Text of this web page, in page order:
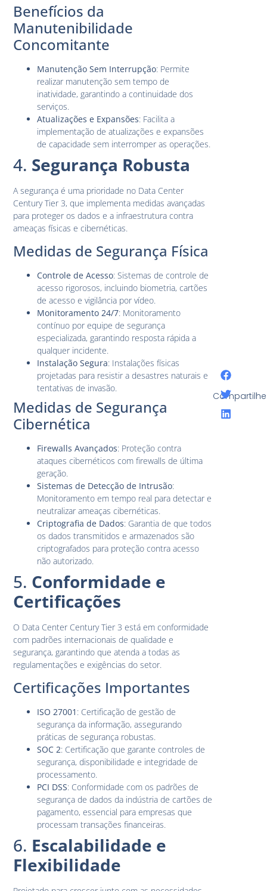
Benefícios da
Manutenibilidade
Concomitante
Manutenção Sem Interrupção: Permite
realizar manutenção sem tempo de
inatividade, garantindo a continuidade dos
serviços.
Atualizações e Expansões: Facilita a
implementação de atualizações e expansões
de capacidade sem interromper as operações.
4. Segurança Robusta
A segurança é uma prioridade no Data Center
Century Tier 3, que implementa medidas avançadas
para proteger os dados e a infraestrutura contra
ameaças físicas e cibernéticas.
Medidas de Segurança Física
Controle de Acesso: Sistemas de controle de
acesso rigorosos, incluindo biometria, cartões
de acesso e vigilância por vídeo.
Monitoramento 24/7: Monitoramento
contínuo por equipe de segurança
especializada, garantindo resposta rápida a
qualquer incidente.
Instalação Segura: Instalações físicas
projetadas para resistir a desastres naturais e
tentativas de invasão.
Medidas de Segurança
Cibernética
Firewalls Avançados: Proteção contra
ataques cibernéticos com firewalls de última
geração.
Sistemas de Detecção de Intrusão:
Monitoramento em tempo real para detectar e
neutralizar ameaças cibernéticas.
Criptografia de Dados: Garantia de que todos
os dados transmitidos e armazenados são
criptografados para proteção contra acesso
não autorizado.
5. Conformidade e
Certificações
O Data Center Century Tier 3 está em conformidade
com padrões internacionais de qualidade e
segurança, garantindo que atenda a todas as
regulamentações e exigências do setor.
Certificações Importantes
ISO 27001 : Certificação de gestão de
segurança da informação, assegurando
práticas de segurança robustas.
SOC 2: Certificação que garante controles de
segurança, disponibilidade e integridade de
processamento.
PCI DSS: Conformidade com os padrões de
segurança de dados da indústria de cartões de
pagamento, essencial para empresas que
processam transações financeiras.
6. Escalabilidade e
Flexibilidade